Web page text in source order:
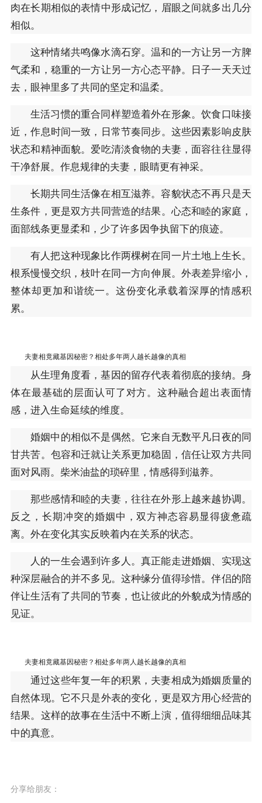
肉在长期相似的表情中形成记忆，眉眼之间就多出几分
相似。
这种情绪共鸣像水滴石穿。温和的一方让另一方脾
气柔和，稳重的一方让另一方心态平静。日子一天天过
去，眼神里多了共同的坚定和温柔。
生活习惯的重合同样塑造着外在形象。饮食口味接
近，作息时间一致，日常节奏同步。这些因素影响皮肤
状态和精神面貌。爱吃清淡食物的夫妻，面容往往显得
干净舒展。作息规律的夫妻，眼睛更有神采。
长期共同生活像在相互滋养。容貌状态不再只是天
生条件，更是双方共同营造的结果。心态和睦的家庭，
面部线条更显柔和，少了许多因争执留下的痕迹。
有人把这种现象比作两棵树在同一片土地上生长。
根系慢慢交织，枝叶在同一方向伸展。外表差异缩小，
整体却更加和谐统一。这份变化承载着深厚的情感积
累。
夫妻相竟藏基因秘密？相处多年两人越长越像的真相
从生理角度看，基因的留存代表着彻底的接纳。身
体在最基础的层面认可了对方。这种融合超出表面情
感，进入生命延续的维度。
婚姻中的相似不是偶然。它来自无数平凡日夜的同
甘共苦。包容和迁就让关系更加稳固，信任让双方共同
面对风雨。柴米油盐的琐碎里，情感得到滋养。
那些感情和睦的夫妻，往往在外形上越来越协调。
反之，长期冲突的婚姻中，双方神态容易显得疲惫疏
离。外在变化其实反映着内在关系的状态。
人的一生会遇到许多人。真正能走进婚姻、实现这
种深层融合的并不多见。这种缘分值得珍惜。伴侣的陪
伴让生活有了共同的节奏，也让彼此的外貌成为情感的
见证。
夫妻相竟藏基因秘密？相处多年两人越长越像的真相
通过这些年复一年的积累，夫妻相成为婚姻质量的
自然体现。它不只是外表的变化，更是双方用心经营的
结果。这样的故事在生活中不断上演，值得细细品味其
中的真意。
分享给朋友：